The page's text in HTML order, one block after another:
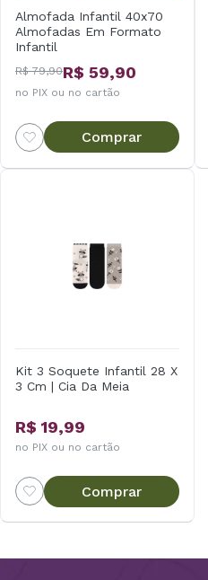
Almofada Infantil 40x70
Almofadas Em Formato
Infantil
R$ 79,90R$ 59,90
no PIX ou no cartão
Comprar
Kit 3 Soquete Infantil 28 X
3 Cm | Cia Da Meia
R$ 19,99
no PIX ou no cartão
Comprar